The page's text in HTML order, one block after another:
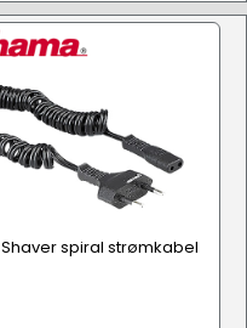
Shaver spiral strømkabel